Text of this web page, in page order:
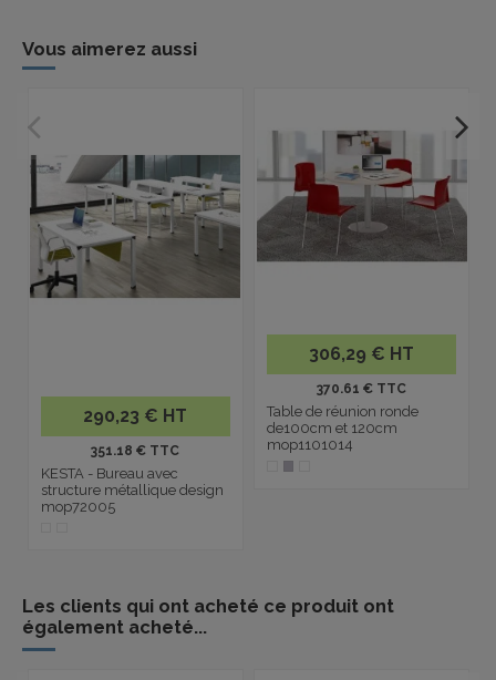
Vous aimerez aussi
290,23 € HT
351.18 € TTC
KESTA - Bureau avec
structure métallique design
mop72005
306,29 € HT
370.61 € TTC
Table de réunion ronde
de100cm et 120cm
mop1101014
Les clients qui ont acheté ce produit ont
également acheté...